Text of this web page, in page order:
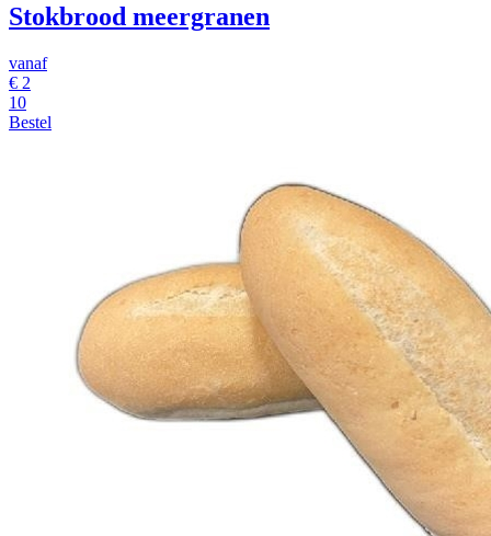
Stokbrood meergranen
vanaf
€ 2
10
Bestel